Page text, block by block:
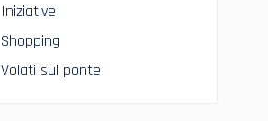
Iniziative
Shopping
Volati sul ponte